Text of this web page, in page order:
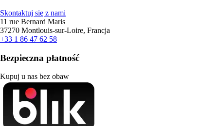
Skontaktuj się z nami
11 rue Bernard Maris
37270 Montlouis-sur-Loire, Francja
+33 1 86 47 62 58
Bezpieczna płatność
Kupuj u nas bez obaw